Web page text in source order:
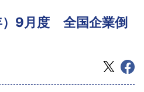
9月度 全国企業倒